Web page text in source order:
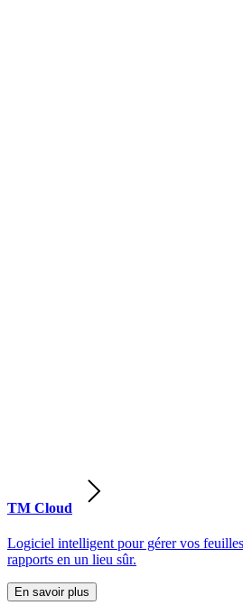
TM Cloud
Logiciel intelligent pour gérer vos
rapports en un lieu sûr.
En savoir plus